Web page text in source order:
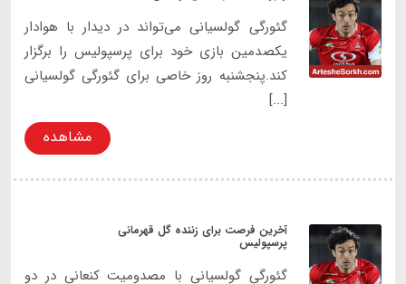
گئورگی گولسیانی می‌تواند در دیدار با هوادار
یکصدمین بازی خود برای پرسپولیس را برگزار
کند.پنجشنبه روز خاصی برای گئورگی گولسیانی
[...]
مشاهده
آخرین فرصت برای زننده گل قهرمانی
پرسپولیس
گئورگی گولسیانی با مصدومیت کنعانی در دو